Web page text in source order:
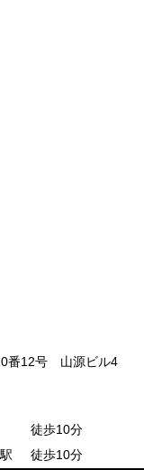
番12号 山源ビル4
徒歩10分
徒歩10分